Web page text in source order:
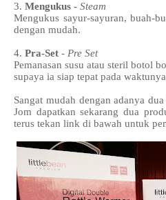
3. Mengukus - Steam
Mengukus sayur-sayuran, buah-
dengan mudah.
4. Pra-Set - Pre Set
Pemanasan susu atau steril botol
supaya ia siap tepat pada
Sangat mudah dengan adanya
Jom dapatkan sekarang dua
terus tekan link di bawah untuk